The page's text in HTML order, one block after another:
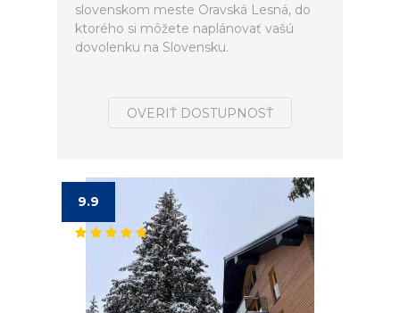
slovenskom meste Oravská Lesná, do
ktorého si môžete naplánovať vašú
dovolenku na Slovensku.
OVERIŤ DOSTUPNOSŤ
9.9